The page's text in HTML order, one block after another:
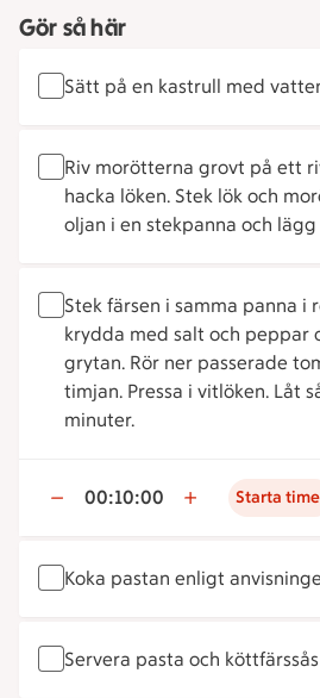
Gör så här
Sätt på en kastrull med
Riv morötterna grovt på ett
hacka löken. Stek lök och
oljan i en stekpanna och
Stek färsen i samma panna i
krydda med salt och peppar
grytan. Rör ner passerade
timjan. Pressa i vitlöken. Låt
minuter.
00:10:00 Starta
Koka pastan enligt
Servera pasta och